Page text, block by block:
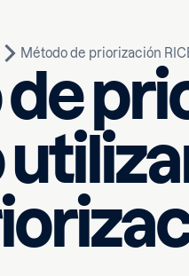
Método de priorización
lectura